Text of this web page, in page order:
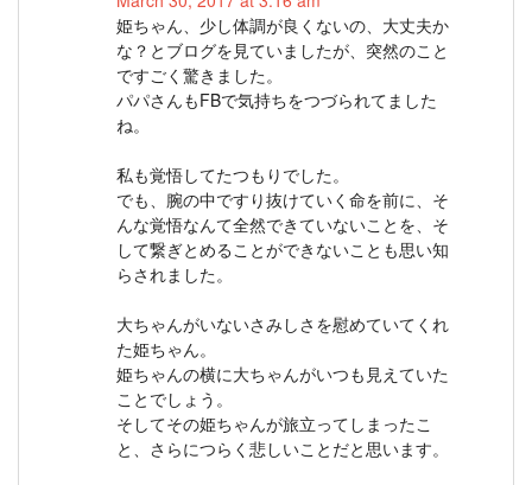
姫ちゃん、少し体調が良くないの、大丈夫か
な？とブログを見ていましたが、突然のこと
ですごく驚きました。
パパさんもFBで気持ちをつづられてました
ね。
私も覚悟してたつもりでした。
でも、腕の中ですり抜けていく命を前に、そ
んな覚悟なんて全然できていないことを、そ
して繋ぎとめることができないことも思い知
らされました。
大ちゃんがいないさみしさを慰めていてくれ
た姫ちゃん。
姫ちゃんの横に大ちゃんがいつも見えていた
ことでしょう。
そしてその姫ちゃんが旅立ってしまったこ
と、さらにつらく悲しいことだと思います。